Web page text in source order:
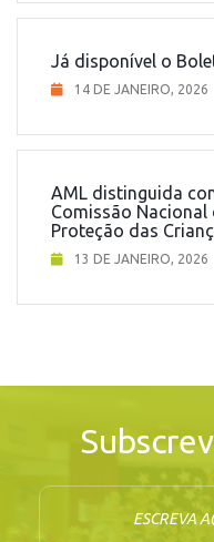
Já disponível o
14 DE JANEIRO, 2026
AML distinguida
Comissão
Proteção das
13 DE JANEIRO, 2026